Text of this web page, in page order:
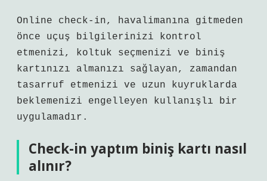
Online check-in, havalimanına gitmeden
önce uçuş bilgilerinizi kontrol
etmenizi, koltuk seçmenizi ve biniş
kartınızı almanızı sağlayan, zamandan
tasarruf etmenizi ve uzun kuyruklarda
beklemenizi engelleyen kullanışlı bir
uygulamadır.
Check-in yaptım biniş kartı nasıl
alınır?